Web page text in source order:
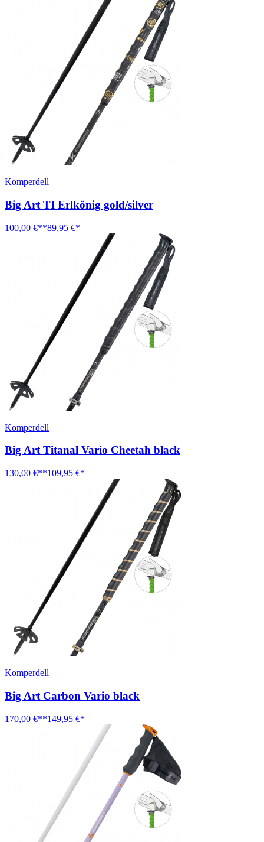
Komperdell
Big Art TI Erlkönig gold/silver
100,00 €**89,95 €*
Komperdell
Big Art Titanal Vario Cheetah black
130,00 €**109,95 €*
Komperdell
Big Art Carbon Vario black
170,00 €**149,95 €*